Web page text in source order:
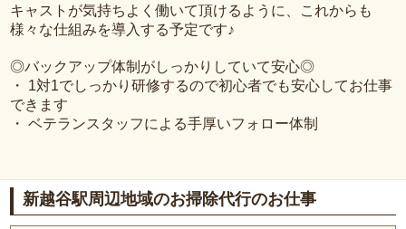
キャストが気持ちよく働いて頂けるように、これからも
様々な仕組みを導入する予定です♪
◎バックアップ体制がしっかりしていて安心◎
・ 1対1でしっかり研修するので初心者でも安心してお仕事
できます
・ ベテランスタッフによる手厚いフォロー体制
新越谷駅周辺地域のお掃除代行のお仕事